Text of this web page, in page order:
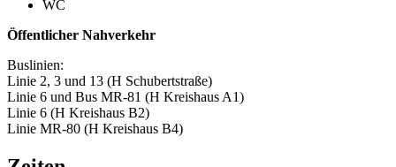
WC
Öffentlicher Nahverkehr
Buslinien:
Linie 2, 3 und 13 (H Schubertstraße)
Linie 6 und Bus MR-81 (H Kreishaus A1)
Linie 6 (H Kreishaus B2)
Linie MR-80 (H Kreishaus B4)